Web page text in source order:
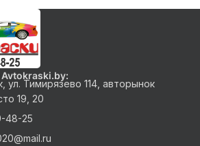
ул. Тимирязево 114, авторынок
19, 20
48-25